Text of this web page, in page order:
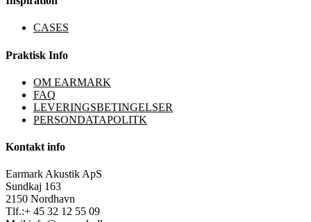
CASES
Praktisk Info
OM EARMARK
FAQ
LEVERINGSBETINGELSER
PERSONDATAPOLITK
Kontakt info
Earmark Akustik ApS
Sundkaj 163
2150 Nordhavn
Tlf.:+ 45 32 12 55 09